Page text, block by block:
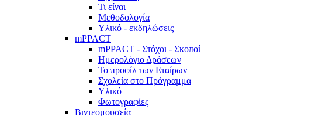
Τι είναι
Μεθοδολογία
Υλικό - εκδηλώσεις
mPPACT
mPPACT - Στόχοι - Σκοποί
Ημερολόγιο Δράσεων
Το προφίλ των Εταίρων
Σχολεία στο Πρόγραμμα
Υλικό
Φωτογραφίες
Βιντεομουσεία